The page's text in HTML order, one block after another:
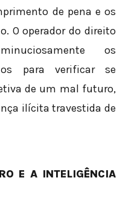
de pena e os
O operador do direito
os
para verificar se
de um mal futuro,
ilícita travestida de
E A INTELIGÊNCIA